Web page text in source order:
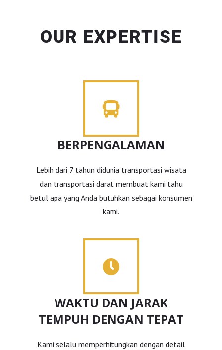
OUR EXPERTISE
BERPENGALAMAN
Lebih dari 7 tahun didunia transportasi wisata
dan transportasi darat membuat kami tahu
betul apa yang Anda butuhkan sebagai konsumen
kami.
WAKTU DAN JARAK
TEMPUH DENGAN TEPAT
Kami selalu memperhitungkan dengan detail